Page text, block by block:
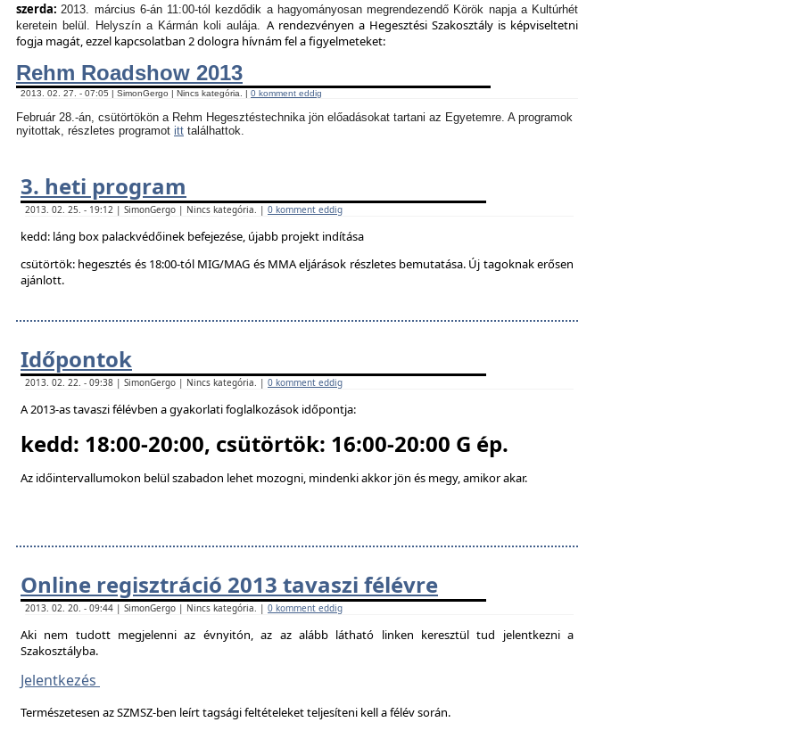
szerda:2013. március 6-án 11:00-tól kezdődik a hagyományosan megrendezendő Körök napja a Kultúrhét
keretein belül. Helyszín a Kármán koli aulája. A rendezvényen a Hegesztési Szakosztály is képviseltetni
fogja magát, ezzel kapcsolatban 2 dologra hívnám fel a figyelmeteket:
Rehm Roadshow 2013
2013. 02. 27. - 07:05 | SimonGergo | Nincs kategória. | 0 komment eddig
Február 28.-án, csütörtökön a Rehm Hegesztéstechnika jön előadásokat tartani az Egyetemre. A programok
nyitottak, részletes programot itt találhattok.
3. heti program
2013. 02. 25. - 19:12 | SimonGergo | Nincs kategória. | 0 komment eddig
kedd: láng box palackvédőinek befejezése, újabb projekt indítása
csütörtök: hegesztés és 18:00-tól MIG/MAG és MMA eljárások részletes bemutatása. Új tagoknak erősen
ajánlott.
Időpontok
2013. 02. 22. - 09:38 | SimonGergo | Nincs kategória. | 0 komment eddig
A 2013-as tavaszi félévben a gyakorlati foglalkozások időpontja:
kedd: 18:00-20:00, csütörtök: 16:00-20:00 G ép.
Az időintervallumokon belül szabadon lehet mozogni, mindenki akkor jön és megy, amikor akar.
Online regisztráció 2013 tavaszi félévre
2013. 02. 20. - 09:44 | SimonGergo | Nincs kategória. | 0 komment eddig
Aki nem tudott megjelenni az évnyitón, az az alább látható linken keresztül tud jelentkezni a
Szakosztályba.
Jelentkezés
Természetesen az SZMSZ-ben leírt tagsági feltételeket teljesíteni kell a félév során.